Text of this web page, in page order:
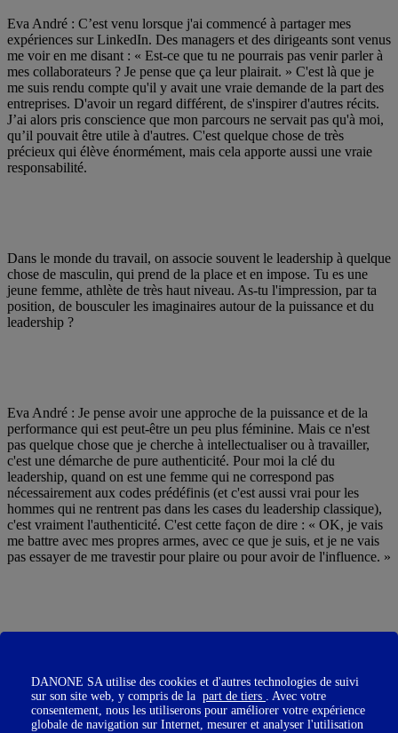
Eva André : C’est venu lorsque j'ai commencé à partager mes
expériences sur LinkedIn. Des managers et des dirigeants sont venus
me voir en me disant : « Est-ce que tu ne pourrais pas venir parler à
mes collaborateurs ? Je pense que ça leur plairait. » C'est là que je
me suis rendu compte qu'il y avait une vraie demande de la part des
entreprises. D'avoir un regard différent, de s'inspirer d'autres récits.
J’ai alors pris conscience que mon parcours ne servait pas qu'à moi,
qu’il pouvait être utile à d'autres. C'est quelque chose de très
précieux qui élève énormément, mais cela apporte aussi une vraie
responsabilité.
Dans le monde du travail, on associe souvent le leadership à quelque
chose de masculin, qui prend de la place et en impose. Tu es une
jeune femme, athlète de très haut niveau. As-tu l'impression, par ta
position, de bousculer les imaginaires autour de la puissance et du
leadership ?
Eva André : Je pense avoir une approche de la puissance et de la
performance qui est peut-être un peu plus féminine. Mais ce n'est
pas quelque chose que je cherche à intellectualiser ou à travailler,
c'est une démarche de pure authenticité. Pour moi la clé du
leadership, quand on est une femme qui ne correspond pas
nécessairement aux codes prédéfinis (et c'est aussi vrai pour les
hommes qui ne rentrent pas dans les cases du leadership classique),
c'est vraiment l'authenticité. C'est cette façon de dire : « OK, je vais
me battre avec mes propres armes, avec ce que je suis, et je ne vais
pas essayer de me travestir pour plaire ou pour avoir de l'influence. »
les gens. Le fait que je me présente telle que je suis, sans endosser
un costume de conférencière ou de grande sportive. Je suis comme
tout le monde, il se trouve juste que je vis des choses un peu
exceptionnelles. D’ailleurs je dis souvent que ma carrière est un peu
DANONE SA utilise des cookies et d'autres technologies de suivi
sur son site web, y compris de la part de tiers . Avec votre
consentement, nous les utiliserons pour améliorer votre expérience
globale de navigation sur Internet, mesurer et analyser l'utilisation